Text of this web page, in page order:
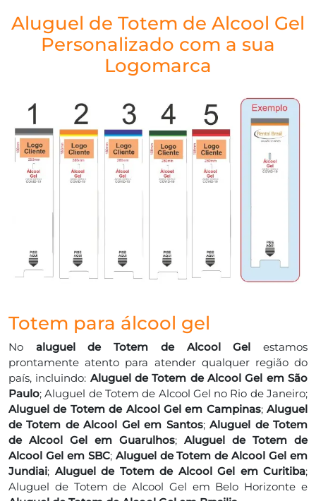
Aluguel de Totem de Alcool Gel
Personalizado com a sua
Logomarca
Totem para álcool gel
No aluguel de Totem de Alcool Gel estamos
prontamente atento para atender qualquer região do
país, incluindo: Aluguel de Totem de Alcool Gel em São
Paulo; Aluguel de Totem de Alcool Gel no Rio de Janeiro;
Aluguel de Totem de Alcool Gel em Campinas; Aluguel
de Totem de Alcool Gel em Santos;Aluguel de Totem
de Alcool Gel em Guarulhos; Aluguel de Totem de
Alcool Gel em SBC; Aluguel de Totem de Alcool Gel em
Jundiai; Aluguel de Totem de Alcool Gel em Curitiba;
Aluguel de Totem de Alcool Gel em Belo Horizonte e